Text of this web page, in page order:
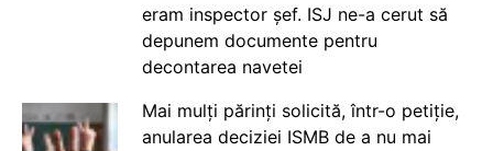
eram inspector șef. ISJ ne-a cerut să
depunem documente pentru
decontarea navetei
Mai mulți părinți solicită, într-o petiție,
anularea deciziei ISMB de a nu mai